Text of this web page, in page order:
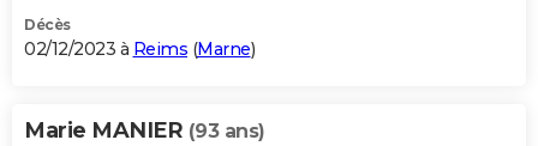
Décès
02/12/2023 à Reims (Marne)
Marie MANIER (93 ans)